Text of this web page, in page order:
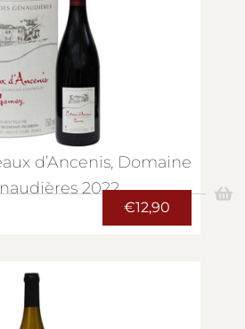
d’Ancenis, Domaine
2022
€12,90